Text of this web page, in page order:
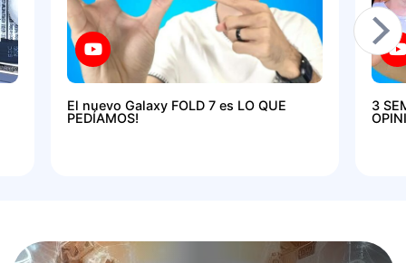
El nuevo Galaxy FOLD 7 es LO QUE
PEDÍAMOS!
3